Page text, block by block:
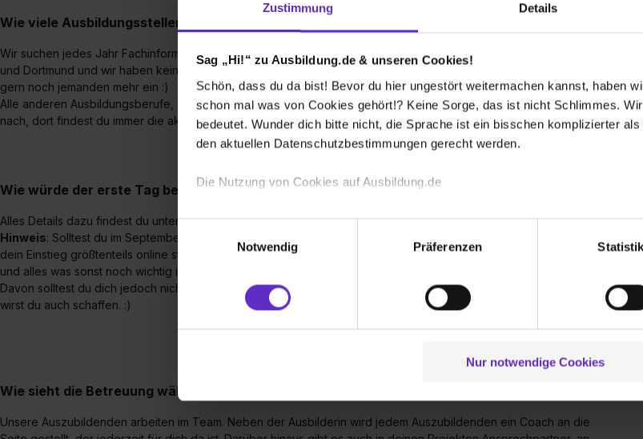
Zustimmung Details
Sag „Hi!“ zu Ausbildung.de & unseren Cookies!
Schön, dass du da bist! Bevor du hier ungestört weitermachen kannst, haben
schon mal was von Cookies gehört!? Keine Sorge, das ist nicht Schlimmes.
bedeutet. Wunder dich bitte nicht, die Sprache ist ein bisschen komplizierter
den aktuellen Datenschutzbestimmungen gerecht werden.
Die Nutzung von Cookies auf Ausbildung.de
Wir verwenden Cookies zur technischen Funktion unserer Webseite
Webseite getroffenen Einstellungen zu speichern ( „Präferenzen“), die Zugriffe
(„Statistiken“), um Informationen zu deiner Verwendung unserer Website an
und Analysen weiterzugeben und um Inhalte und Anzeigen zu personalisieren
Partner führen diese Informationen möglicherweise mit weiteren Daten
zu. . In diesem Fall sowie bei der separaten Aktivierung von „Social Media und
einverstanden, dass dir nach Setzen der Cookies externe Inhalte (z.B. Videos
Verwendungszwecke zulassen, triff deine Auswahl über die Checkboxen und
Notwendig
Präferenzen
Nur notwendige Cookies
Wie viele Ausbildungsstellen werden jährlich bei Ihnen ausgeschrieben?
Wir suchen jedes Jahr Fachinformatiker für Anwendungsentwicklung (m/w/d) für unsere Standorte Braunschweig
und Dortmund und wir haben keine Einschränkung bezüglich der Anzahl - wenn es passt, dann stellen wir auch
gern noch jemanden mehr ein :)
Alle anderen Ausbildungsberufe, die wir ausbilden, suchen wir nach Bedarf. Schau gern auf unserer Website
nach, dort findest du immer die aktuellen Gesuche. www.eckcellent-it.de/jobs/
Wie würde der erste Tag bei uns ablaufen?
Alles Details dazu findest du unter www.eckcellent-it.blog/onboarding/ :)
Hinweis: Solltest du im September noch unter Corona Bedingungen in deine Ausbildung starten müssen, wird
dein Einstieg größtenteils online stattfinden und du vermehrt von zu Hause aus tätig sein. Deine Arbeitsmaterialien
und alles was sonst noch wichtig ist, bekommst du natürlich vor Ort, bei uns.
Davon solltest du dich jedoch nicht abschrecken lassen. Unsere Azubis 2020 haben das toll gemeistert und das
wirst du auch schaffen. :)
Wie sieht die Betreuung während einer Ausbildung in Ihrem Betrieb aus?
Unsere Auszubildenden arbeiten im Team. Neben der Ausbilderin wird jedem Auszubildenden ein Coach an die